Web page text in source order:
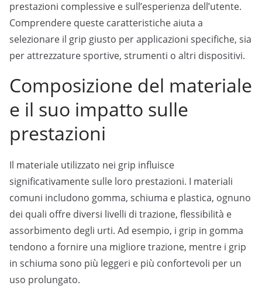
prestazioni complessive e sull’esperienza dell’utente.
Comprendere queste caratteristiche aiuta a
selezionare il grip giusto per applicazioni specifiche, sia
per attrezzature sportive, strumenti o altri dispositivi.
Composizione del materiale
e il suo impatto sulle
prestazioni
Il materiale utilizzato nei grip influisce
significativamente sulle loro prestazioni. I materiali
comuni includono gomma, schiuma e plastica, ognuno
dei quali offre diversi livelli di trazione, flessibilità e
assorbimento degli urti. Ad esempio, i grip in gomma
tendono a fornire una migliore trazione, mentre i grip
in schiuma sono più leggeri e più confortevoli per un
uso prolungato.